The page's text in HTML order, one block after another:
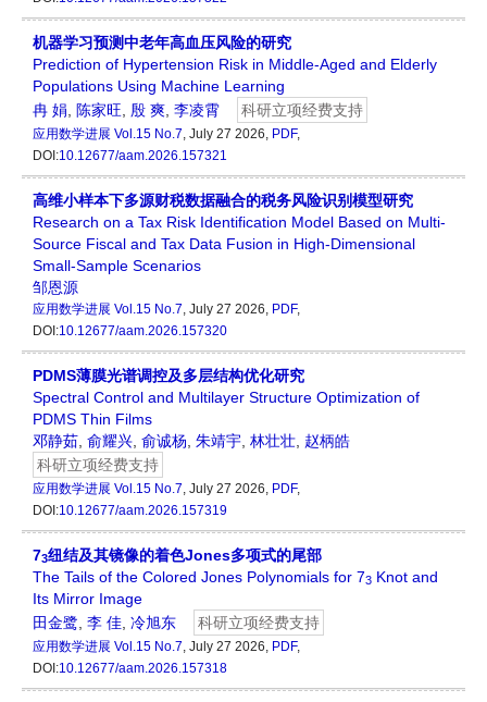
机器学习预测中老年高血压风险的研究
Prediction of Hypertension Risk in Middle-Aged and Elderly
Populations Using Machine Learning
冉 娟 陈家旺 殷 爽 李凌霄 科研立项经费支持
应用数学进展 Vol.15 No.7 , July 27 2026, PDF,
DOI:10.12677/aam.2026.157321
高维小样本下多源财税数据融合的税务风险识别模型研究
Research on a Tax Risk Identification Model Based on Multi-
Source Fiscal and Tax Data Fusion in High-Dimensional
Small-Sample Scenarios
邹恩源
应用数学进展 Vol.15 No.7 , July 27 2026, PDF,
DOI:10.12677/aam.2026.157320
PDMS薄膜光谱调控及多层结构优化研究
Spectral Control and Multilayer Structure Optimization of
PDMS Thin Films
邓静茹 俞耀兴 俞诚杨 朱靖宇 林壮壮 赵柄皓
科研立项经费支持
应用数学进展 Vol.15 No.7 , July 27 2026, PDF,
DOI:10.12677/aam.2026.157319
73纽结及其镜像的着色Jones多项式的尾部
The Tails of the Colored Jones Polynomials for 73 Knot and
Its Mirror Image
田金鹭 李 佳 冷旭东 科研立项经费支持
应用数学进展 Vol.15 No.7 , July 27 2026, PDF,
DOI:10.12677/aam.2026.157318